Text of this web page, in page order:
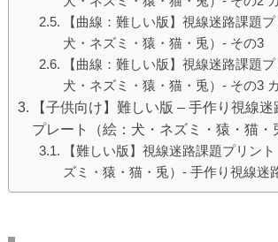
【曲線：難しい版】視線迷路課題プ
犬・ネズミ・猿・猫・兎）- その3
【曲線：難しい版】視線迷路課題プ
犬・ネズミ・猿・猫・兎）- その3
【子供向け】難しい版 – 手作り視線
プレート（絵：犬・ネズミ・猿・猫・
【難しい版】視線迷路課題プリン
ズミ・猿・猫・兎）- 手作り視線迷